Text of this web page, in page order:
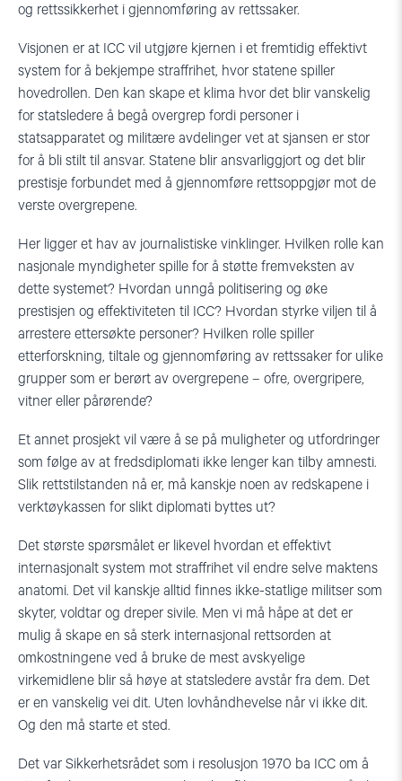
og rettssikkerhet i gjennomføring av rettssaker.
Visjonen er at ICC vil utgjøre kjernen i et fremtidig effektivt
system for å bekjempe straffrihet, hvor statene spiller
hovedrollen. Den kan skape et klima hvor det blir vanskelig
for statsledere å begå overgrep fordi personer i
statsapparatet og militære avdelinger vet at sjansen er stor
for å bli stilt til ansvar. Statene blir ansvarliggjort og det blir
prestisje forbundet med å gjennomføre rettsoppgjør mot de
verste overgrepene.
Her ligger et hav av journalistiske vinklinger. Hvilken rolle kan
nasjonale myndigheter spille for å støtte fremveksten av
dette systemet? Hvordan unngå politisering og øke
prestisjen og effektiviteten til ICC? Hvordan styrke viljen til å
arrestere ettersøkte personer? Hvilken rolle spiller
etterforskning, tiltale og gjennomføring av rettssaker for ulike
grupper som er berørt av overgrepene – ofre, overgripere,
vitner eller pårørende?
Et annet prosjekt vil være å se på muligheter og utfordringer
som følge av at fredsdiplomati ikke lenger kan tilby amnesti.
Slik rettstilstanden nå er, må kanskje noen av redskapene i
verktøykassen for slikt diplomati byttes ut?
Det største spørsmålet er likevel hvordan et effektivt
internasjonalt system mot straffrihet vil endre selve maktens
anatomi. Det vil kanskje alltid finnes ikke-statlige militser som
skyter, voldtar og dreper sivile. Men vi må håpe at det er
mulig å skape en så sterk internasjonal rettsorden at
omkostningene ved å bruke de mest avskyelige
virkemidlene blir så høye at statsledere avstår fra dem. Det
er en vanskelig vei dit. Uten lovhåndhevelse når vi ikke dit.
Og den må starte et sted.
Det var Sikkerhetsrådet som i resolusjon 1970 ba ICC om å